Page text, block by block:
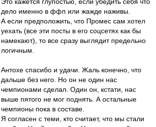
дело именно в ффп или жажде наживы.
А если предположить, что Промес сам хотел
уехать (все эти посты в его соцсетях как бы
намекают), то все сразу выглядит предельно
логичным.
Антохе спасибо и удачи. Жаль конечно, что
дальше без него. Но он не один нас
чемпионами сделал. Один он, кстати, нас
выше пятого не мог поднять. А остальные
чемпионы пока в составе.
Я согласен с теми, кто считает, что мы стали